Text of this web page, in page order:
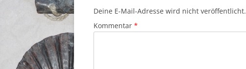
Deine E-Mail-Adresse wird nicht veröffentlicht.
Kommentar *